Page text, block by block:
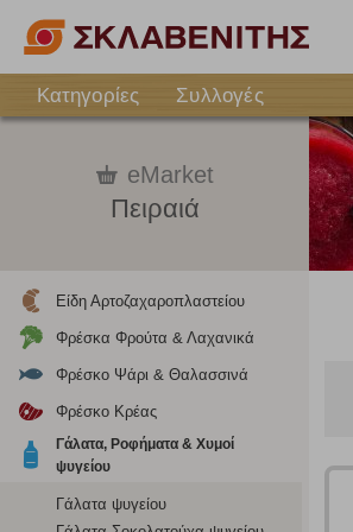
Κατηγορίες
Συλλογές
eMarket
Πειραιά
Είδη Αρτοζαχαροπλαστείου
Φρέσκα Φρούτα & Λαχανικά
Φρέσκο Ψάρι & Θαλασσινά
Φρέσκο Κρέας
Γάλατα, Ροφήματα & Χυμοί
ψυγείου
Γάλατα ψυγείου